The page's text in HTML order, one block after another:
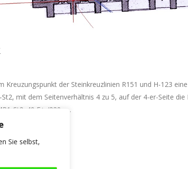
Sie selbst,
Kreuzungspunkt der Stein­kreuzli­nien R151 und H-123
mit dem Seitenverhältnis 4 zu 5, auf der 4-er-Seite
40 E+ /220 =...